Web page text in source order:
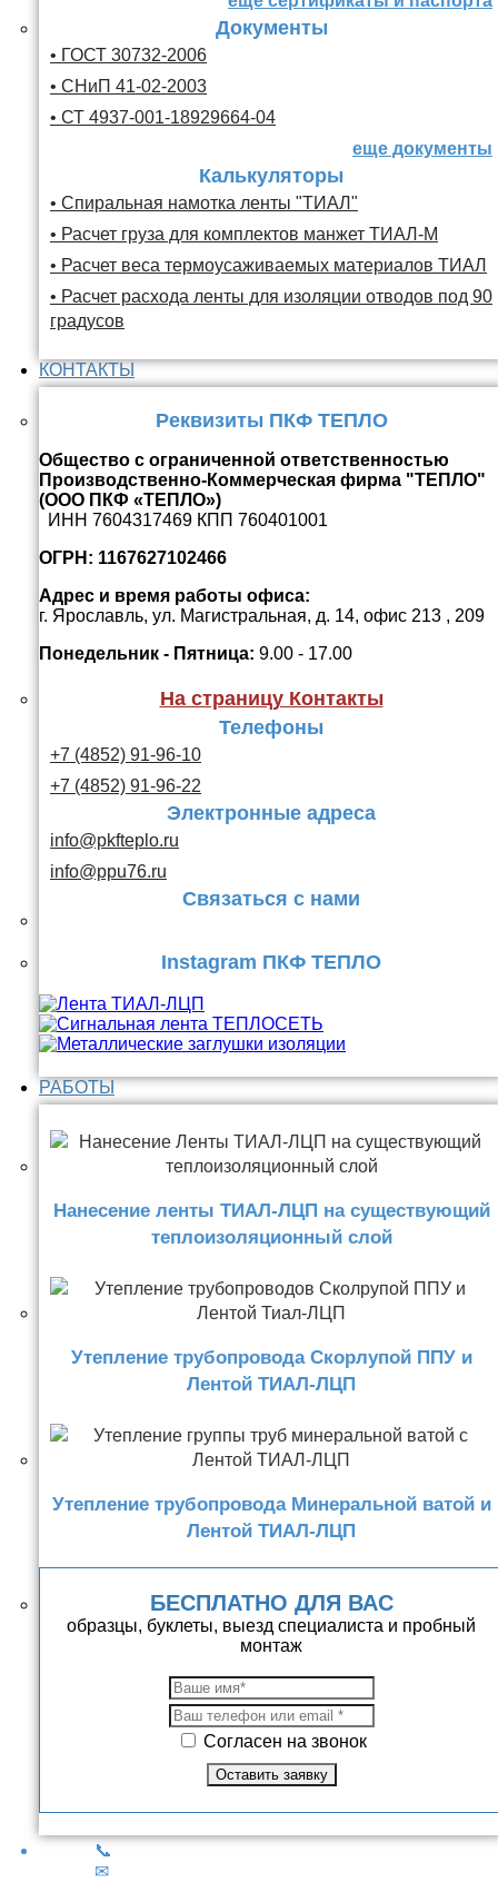
Документы
• ГОСТ 30732-2006
• СНиП 41-02-2003
• СТ 4937-001-18929664-04
еще документы
Калькуляторы
• Спиральная намотка ленты "ТИАЛ"
• Расчет груза для комплектов манжет ТИАЛ-М
• Расчет веса термоусаживаемых материалов ТИАЛ
• Расчет расхода ленты для изоляции отводов под 90
градусов
КОНТАКТЫ
Реквизиты ПКФ ТЕПЛО
Общество с ограниченной ответственностью
Производственно-Коммерческая фирма "ТЕПЛО"
(ООО ПКФ «ТЕПЛО»)
ИНН 7604317469 КПП 760401001
ОГРН: 1167627102466
Адрес и время работы офиса:
г. Ярославль, ул. Магистральная, д. 14, офис 213 , 209
Понедельник - Пятница: 9.00 - 17.00
На страницу Контакты
Телефоны
+7 (4852) 91-96-10
+7 (4852) 91-96-22
Электронные адреса
info@pkfteplo.ru
info@ppu76.ru
Связаться с нами
Instagram ПКФ ТЕПЛО
РАБОТЫ
Нанесение ленты ТИАЛ-ЛЦП на существующий
теплоизоляционный слой
Утепление трубопровода Скорлупой ППУ и
Лентой ТИАЛ-ЛЦП
Утепление трубопровода Минеральной ватой и
Лентой ТИАЛ-ЛЦП
БЕСПЛАТНО ДЛЯ ВАС
образцы, буклеты, выезд специалиста и пробный
монтаж
Согласен на звонок
📞
✉